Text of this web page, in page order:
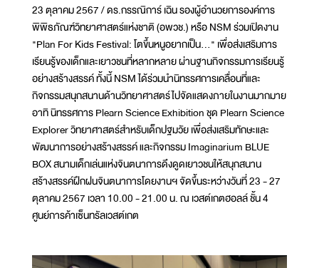
23 ตุลาคม 2567 / ดร.กรรณิการ์ เฉิน รองผู้อำนวยการองค์การ
พิพิธภัณฑ์วิทยาศาสตร์แห่งชาติ (อพวช.) หรือ NSM ร่วมเปิดงาน
"Plan For Kids Festival: โตขึ้นหนูอยากเป็น..." เพื่อส่งเสริมการ
เรียนรู้ของเด็กและเยาวชนที่หลากหลาย ผ่านฐานกิจกรรมการเรียนรู้
อย่างสร้างสรรค์ ทั้งนี้ NSM ได้ร่วมนำนิทรรศการเคลื่อนที่และ
กิจกรรมสนุกสนานด้านวิทยาศาสตร์ไปจัดแสดงภายในงานมากมาย
อาทิ นิทรรศการ Plearn Science Exhibition ชุด Plearn Science
Explorer วิทยาศาสตร์สำหรับเด็กปฐมวัย เพื่อส่งเสริมทักษะและ
พัฒนาการอย่างสร้างสรรค์ และกิจกรรม Imaginarium BLUE
BOX สนามเด็กเล่นแห่งจินตนาการดึงดูดเยาวชนให้สนุกสนาน
สร้างสรรค์ฝึกฝนจินตนาการโดยงานฯ จัดขึ้นระหว่างวันที่ 23 - 27
ตุลาคม 2567 เวลา 10.00 - 21.00 น. ณ เวสต์เกตฮอลล์ ชั้น 4
ศูนย์การค้าเซ็นทรัลเวสต์เกต